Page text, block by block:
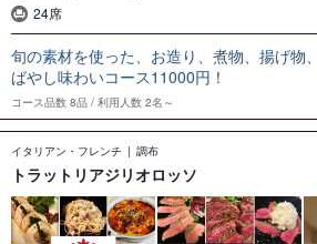
24席
旬の素材を使った、お造り、煮物、揚げ物
ばやし味わいコース11000円！
コース品数 8品 利用人数 2名～
イタリアン・フレンチ 調布
トラットリアジリオロッソ